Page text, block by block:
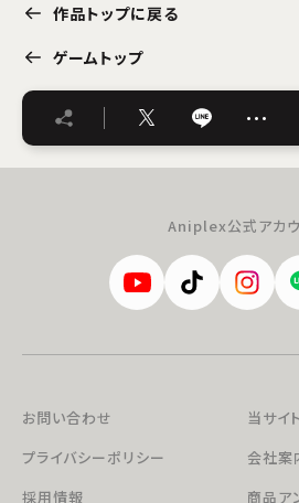
作品トップに戻る
ゲームトップ
…
Aniplex公式アカウ
お問い合わせ
当サイ
プライバシーポリシー
会社案
採用情報
商品ア